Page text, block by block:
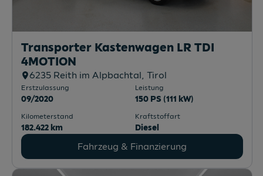
Transporter Kastenwagen LR TDI
4MOTION
6235 Reith im Alpbachtal , Tirol
Erstzulassung
09/2020
Leistung
150 PS (111 kW)
Kilometerstand
182.422 km
Kraftstoffart
Diesel
Fahrzeug & Finanzierung